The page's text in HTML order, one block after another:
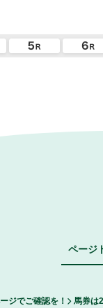
ページ
ジでご確認を！ 馬券は